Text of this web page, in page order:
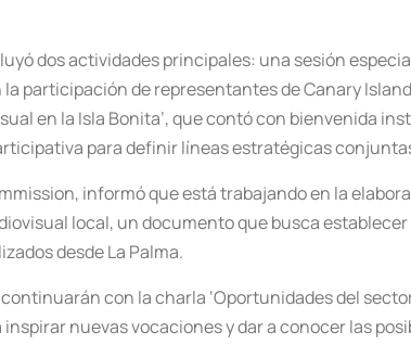
dos actividades principales: una sesión
participación de representantes de Canary
en la Isla Bonita’, que contó con bienvenida
para definir líneas estratégicas
informó que está trabajando en la
local, un documento que busca establecer
desde La Palma.
con la charla ‘Oportunidades del
nuevas vocaciones y dar a conocer las